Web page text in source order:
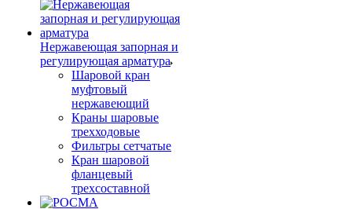
Нержавеющая запорная и
регулирующая арматура
Шаровой кран
муфтовый
нержавеющий
Краны шаровые
трехходовые
Фильтры сетчатые
Кран шаровой
фланцевый
трехсоставной